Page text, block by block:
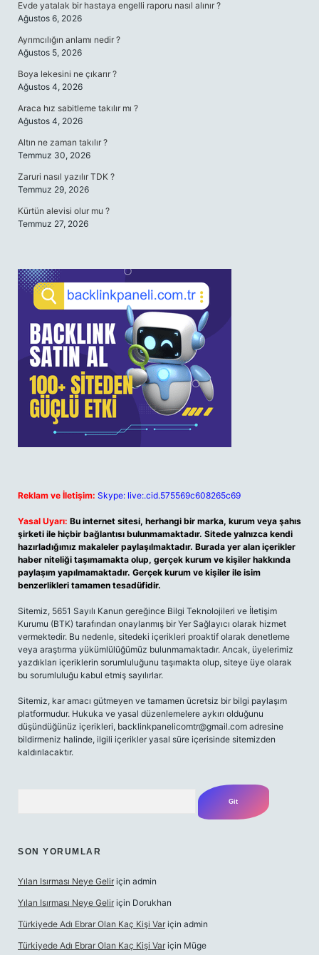
Evde yatalak bir hastaya engelli raporu nasıl alınır ?
Ağustos 6, 2026
Ayrımcılığın anlamı nedir ?
Ağustos 5, 2026
Boya lekesini ne çıkarır ?
Ağustos 4, 2026
Araca hız sabitleme takılır mı ?
Ağustos 4, 2026
Altın ne zaman takılır ?
Temmuz 30, 2026
Zaruri nasıl yazılır TDK ?
Temmuz 29, 2026
Kürtün alevisi olur mu ?
Temmuz 27, 2026
Reklam ve İletişim: Skype: live:.cid.575569c608265c69
Yasal Uyarı: Bu internet sitesi, herhangi bir marka, kurum veya şahıs
şirketi ile hiçbir bağlantısı bulunmamaktadır. Sitede yalnızca kendi
hazırladığımız makaleler paylaşılmaktadır. Burada yer alan içerikler
haber niteliği taşımamakta olup, gerçek kurum ve kişiler hakkında
paylaşım yapılmamaktadır. Gerçek kurum ve kişiler ile isim
benzerlikleri tamamen tesadüfidir.
Sitemiz, 5651 Sayılı Kanun gereğince Bilgi Teknolojileri ve İletişim
Kurumu (BTK) tarafından onaylanmış bir Yer Sağlayıcı olarak hizmet
vermektedir. Bu nedenle, sitedeki içerikleri proaktif olarak denetleme
veya araştırma yükümlülüğümüz bulunmamaktadır. Ancak, üyelerimiz
yazdıkları içeriklerin sorumluluğunu taşımakta olup, siteye üye olarak
bu sorumluluğu kabul etmiş sayılırlar.
Sitemiz, kar amacı gütmeyen ve tamamen ücretsiz bir bilgi paylaşım
platformudur. Hukuka ve yasal düzenlemelere aykırı olduğunu
düşündüğünüz içerikleri, backlinkpanelicomtr@gmail.com adresine
bildirmeniz halinde, ilgili içerikler yasal süre içerisinde sitemizden
kaldırılacaktır.
SON YORUMLAR
Yılan Isırması Neye Gelir için admin
Yılan Isırması Neye Gelir için Dorukhan
Türkiyede Adı Ebrar Olan Kaç Kişi Var için admin
Türkiyede Adı Ebrar Olan Kaç Kişi Var için Müge